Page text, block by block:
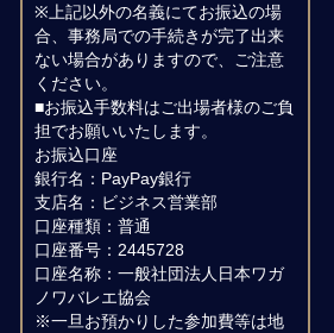
※上記以外の名義にてお振込の場
合、事務局での手続きが完了出来
ない場合がありますので、ご注意
ください。
■お振込手数料はご出場者様のご負
担でお願いいたします。
お振込口座
銀行名：PayPay銀行
支店名：ビジネス営業部
口座種類：普通
口座番号：2445728
口座名称：一般社団法人日本ワガ
ノワバレエ協会
※一旦お預かりした参加費等は地